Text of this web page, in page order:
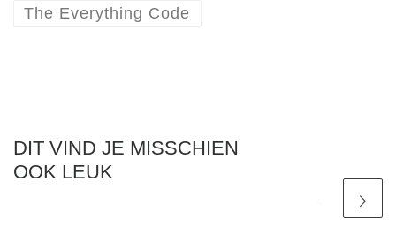
The Everything Code
DIT VIND JE MISSCHIEN
OOK LEUK